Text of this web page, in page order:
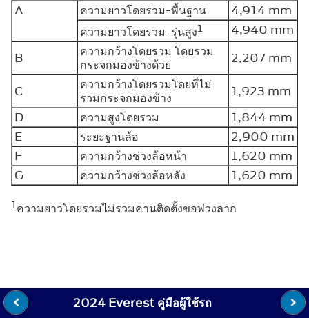
A
ความยาวโดยรวม-พื้นฐาน
4,914 mm
ความยาวโดยรวม-รุ่นสูง1
4,940 mm
B
ความกว้างโดยรวม โดยรวม
กระจกมองข้างด้วย
2,207 mm
C
ความกว้างโดยรวมโดยที่ไม่
รวมกระจกมองข้าง
1,923 mm
D
ความสูงโดยรวม
1,844 mm
E
ระยะฐานล้อ
2,900 mm
F
ความกว้างช่วงล้อหน้า
1,620 mm
G
ความกว้างช่วงล้อหลัง 1,620 mm
1ความยาวโดยรวมไม่รวมคานติดตั้งขอพ่วงลาก
2024 Everest คู่มือผู้ใช้รถ